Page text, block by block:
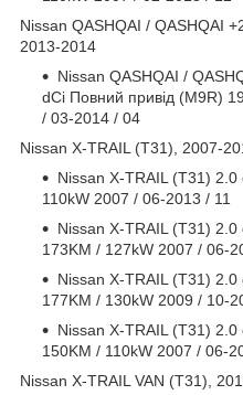
Nissan QASHQAI / QASHQAI
2013-2014
Nissan QASHQAI /
dCi Повний привід (M9R)
/ 03-2014 / 04
Nissan X-TRAIL (T31), 2007-
Nissan X-TRAIL (T31)
110kW 2007 / 06-2013 / 11
Nissan X-TRAIL (T31)
173KM / 127kW 2007 / 06-
Nissan X-TRAIL (T31)
177KM / 130kW 2009 / 10-
Nissan X-TRAIL (T31)
150KM / 110kW 2007 / 06-
Nissan X-TRAIL VAN (T31),